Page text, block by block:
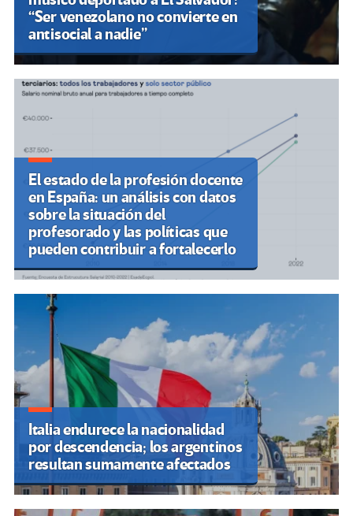
“Ser venezolano no convierte en
antisocial a nadie”
El estado de la profesión docente
en España: un análisis con datos
sobre la situación del
profesorado y las políticas que
pueden contribuir a fortalecerlo
Italia endurece la nacionalidad
por descendencia; los argentinos
resultan sumamente afectados